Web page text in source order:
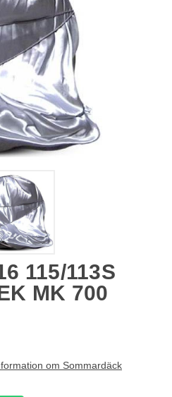
115/113S
MK 700
om Sommardäck